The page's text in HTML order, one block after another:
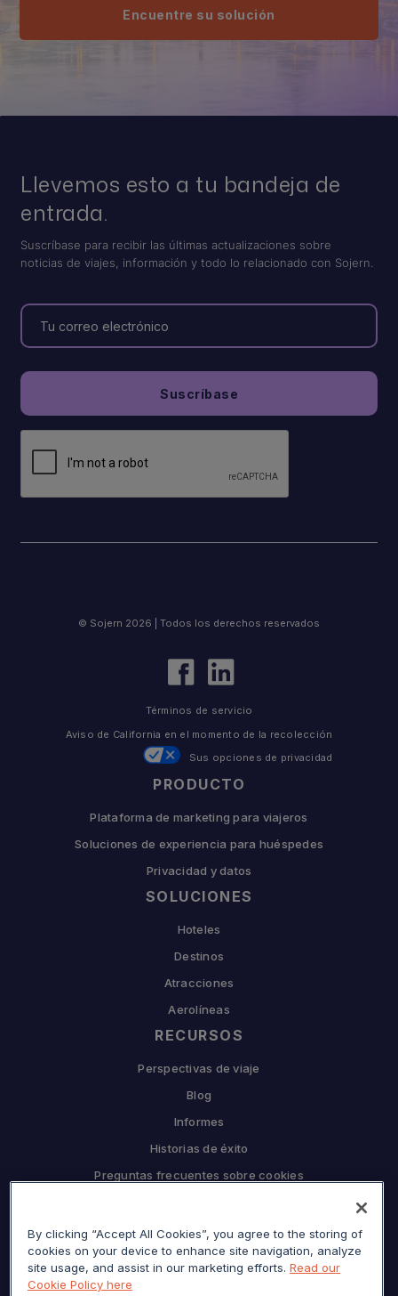
Encuentre su solución
Llevemos esto a tu bandeja de
entrada.
Suscríbase para recibir las últimas actualizaciones sobre
noticias de viajes, información y todo lo relacionado con Sojern.
PRODUCTO
Plataforma de marketing para viajeros
Soluciones de experiencia para huéspedes
Privacidad y datos
SOLUCIONES
Hoteles
Destinos
Atracciones
Aerolíneas
RECURSOS
Perspectivas de viaje
Blog
Informes
Historias de éxito
Preguntas frecuentes sobre cookies
Por qué Sojern
© Sojern 2026 | Todos los derechos reservados
Términos de servicio
Aviso de California en el momento de la recolección
Sus opciones de privacidad
By clicking “Accept All Cookies”, you agree to the storing of
cookies on your device to enhance site navigation, analyze
site usage, and assist in our marketing efforts. Read our
Cookie Policy here